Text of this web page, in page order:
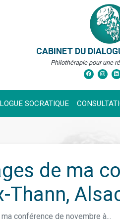
CABINET DU
Philothérapie pour une
SOCRATIQUE
de ma
Thann,
conférence de novembre à...